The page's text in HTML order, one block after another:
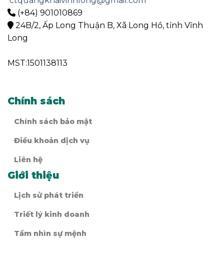
(+84) 901010869
24B/2, Ấp Long Thuận B, Xã Long Hồ, tỉnh Vĩnh
Long
MST:1501138113
Chính sách
Chính sách bảo mật
Điều khoản dịch vụ
Liên hệ
Giới thiệu
Lịch sử phát triển
Triết lý kinh doanh
Tầm nhìn sự mệnh